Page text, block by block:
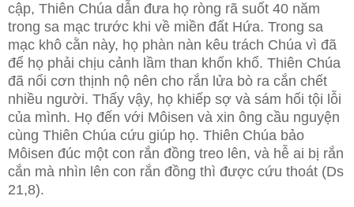
cập, Thiên Chúa dẫn đưa họ ròng rã suốt 40 năm
trong sa mạc trước khi về miền đất Hứa. Trong sa
mạc khô cằn này, họ phàn nàn kêu trách Chúa vì đã
để họ phải chịu cảnh lầm than khốn khổ. Thiên Chúa
đã nổi cơn thịnh nộ nên cho rắn lửa bò ra cắn chết
nhiều người. Thấy vậy, họ khiếp sợ và sám hối tội lỗi
của mình. Họ đến với Môisen và xin ông cầu nguyện
cùng Thiên Chúa cứu giúp họ. Thiên Chúa bảo
Môisen đúc một con rắn đồng treo lên, và hễ ai bị rắn
cắn mà nhìn lên con rắn đồng thì được cứu thoát (Ds
21,8).